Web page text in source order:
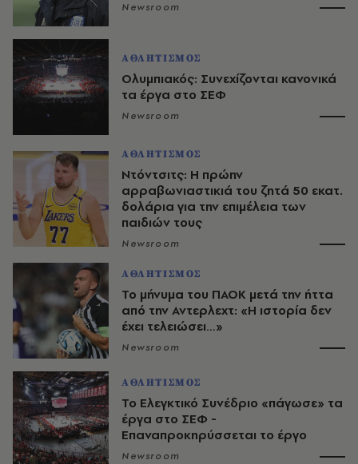
Newsroom
ΑΘΛΗΤΙΣΜΟΣ
Ολυμπιακός: Συνεχίζονται κανονικά
τα έργα στο ΣΕΦ
Newsroom
ΑΘΛΗΤΙΣΜΟΣ
Ντόντσιτς: Η πρώην
αρραβωνιαστικιά του ζητά 50 εκατ.
δολάρια για την επιμέλεια των
παιδιών τους
Newsroom
ΑΘΛΗΤΙΣΜΟΣ
Το μήνυμα του ΠΑΟΚ μετά την ήττα
από την Αντερλεχτ: «Η ιστορία δεν
έχει τελειώσει…»
Newsroom
ΑΘΛΗΤΙΣΜΟΣ
Το Ελεγκτικό Συνέδριο «πάγωσε» τα
έργα στο ΣΕΦ -
Επαναπροκηρύσσεται το έργο
Newsroom